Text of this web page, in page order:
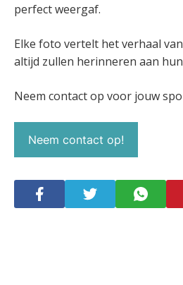
perfect weergaf.
Elke foto vertelt het verhaal
altijd zullen herinneren aan
Neem contact op voor jouw
Neem contact op!